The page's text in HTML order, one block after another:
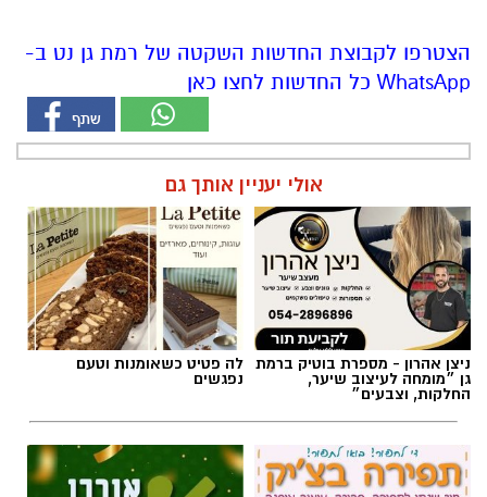
הצטרפו לקבוצת החדשות השקטה של רמת גן נט ב-
WhatsApp כל החדשות לחצו כאן
אולי יעניין אותך גם
ניצן אהרון - מספרת בוטיק ברמת
גן ״מומחה לעיצוב שיער,
החלקות, וצבעים״
לה פטיט כשאומנות וטעם
נפגשים